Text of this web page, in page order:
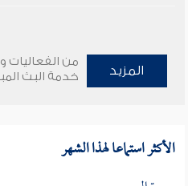
المزيد
من الفعاليات
خدمة البث
الأكثر استماعا لهذا الشهر